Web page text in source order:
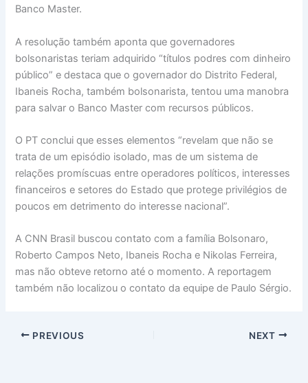
Banco Master.
A resolução também aponta que governadores
bolsonaristas teriam adquirido “títulos podres com dinheiro
público” e destaca que o governador do Distrito Federal,
Ibaneis Rocha, também bolsonarista, tentou uma manobra
para salvar o Banco Master com recursos públicos.
O PT conclui que esses elementos “revelam que não se
trata de um episódio isolado, mas de um sistema de
relações promíscuas entre operadores políticos, interesses
financeiros e setores do Estado que protege privilégios de
poucos em detrimento do interesse nacional”.
A CNN Brasil buscou contato com a família Bolsonaro,
Roberto Campos Neto, Ibaneis Rocha e Nikolas Ferreira,
mas não obteve retorno até o momento. A reportagem
também não localizou o contato da equipe de Paulo Sérgio.
PREVIOUS NEXT